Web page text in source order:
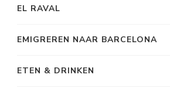
EL RAVAL
EMIGREREN NAAR BARCELONA
ETEN & DRINKEN